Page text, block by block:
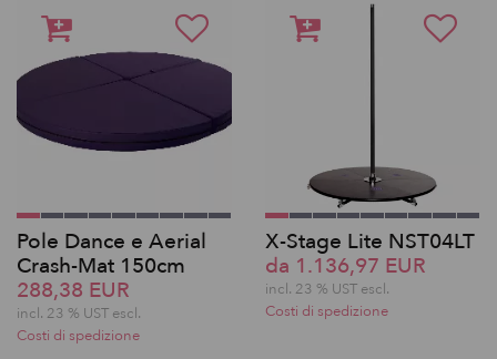
Pole Dance e Aerial
Crash-Mat 150cm
288,38 EUR
incl. 23 % UST escl.
Costi di spedizione
X-Stage Lite NST04LT
da 1.136,97 EUR
incl. 23 % UST escl.
Costi di spedizione